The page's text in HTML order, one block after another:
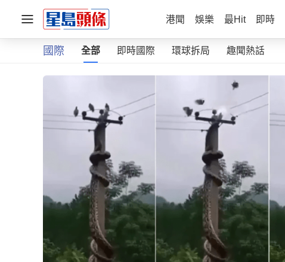
港聞 娛樂 最Hit 即時
國際 全部 即時國際 環球拆局 趣聞熱話